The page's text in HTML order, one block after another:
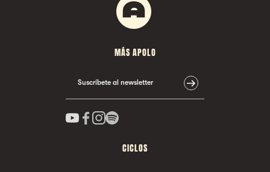
MÁS APOLO
Suscríbete al newsletter
CICLOS